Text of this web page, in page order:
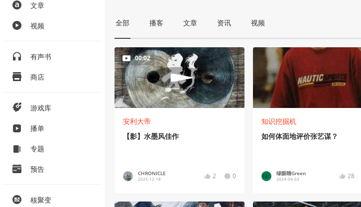
文章
视频
有声书
商店
游戏库
播单
专题
预告
核聚变
全部 播客 文章 资讯 视频
00:02
安利大帝
【影】水墨风佳作
CHRONICLE
2025-12-18 2 0
知识挖掘机
如何体面地评价张艺谋？
绿眼睛Green
2024-04-03 28